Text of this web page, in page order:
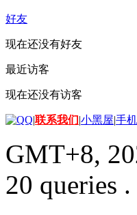
好友
现在还没有好友
最近访客
现在还没有访客
|联系我们|小黑屋|手
GMT+8,
20 queries .